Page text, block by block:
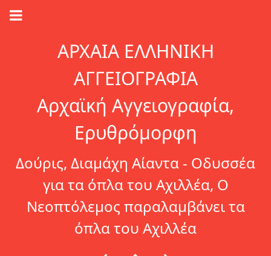
ΑΡΧΑΙΑ ΕΛΛΗΝΙΚΗ
ΑΓΓΕΙΟΓΡΑΦΙΑ
Αρχαϊκή Αγγειογραφία,
Ερυθρόμορφη
Δούρις, Διαμάχη Αίαντα - Οδυσσέα
για τα όπλα του Αχιλλέα, Ο
Νεοπτόλεμος παραλαμβάνει τα
όπλα του Αχιλλέα